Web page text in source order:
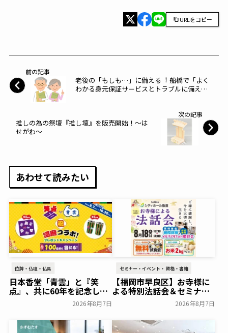
URLをコピー
前の記事
⽼後の「もしも…」に備える︕ 船橋で「よく
わかる⾝元保証サービスとトラブルに備える
次の記事
推しの為の祭壇『推し壇』を販売開始！～は
せがわ～
あわせて読みたい
位牌・仏壇・仏具
日本香堂「青雲」と『笑
点』、共に60年を記念した
初コラボ！オリジナルグッ
ズのプレゼントキャンペー
ンを実施～日本香堂～
一般公開
2026年8月7日
セミナー・イベント・資格・書籍
【福岡市早良区】お寺様に
よる特別法話会＆セミナー
特典「無料試食会」を8月
18日(月)にシティホール飯
倉にて開催！～ベルコ～
一般公開
2026年8月7日